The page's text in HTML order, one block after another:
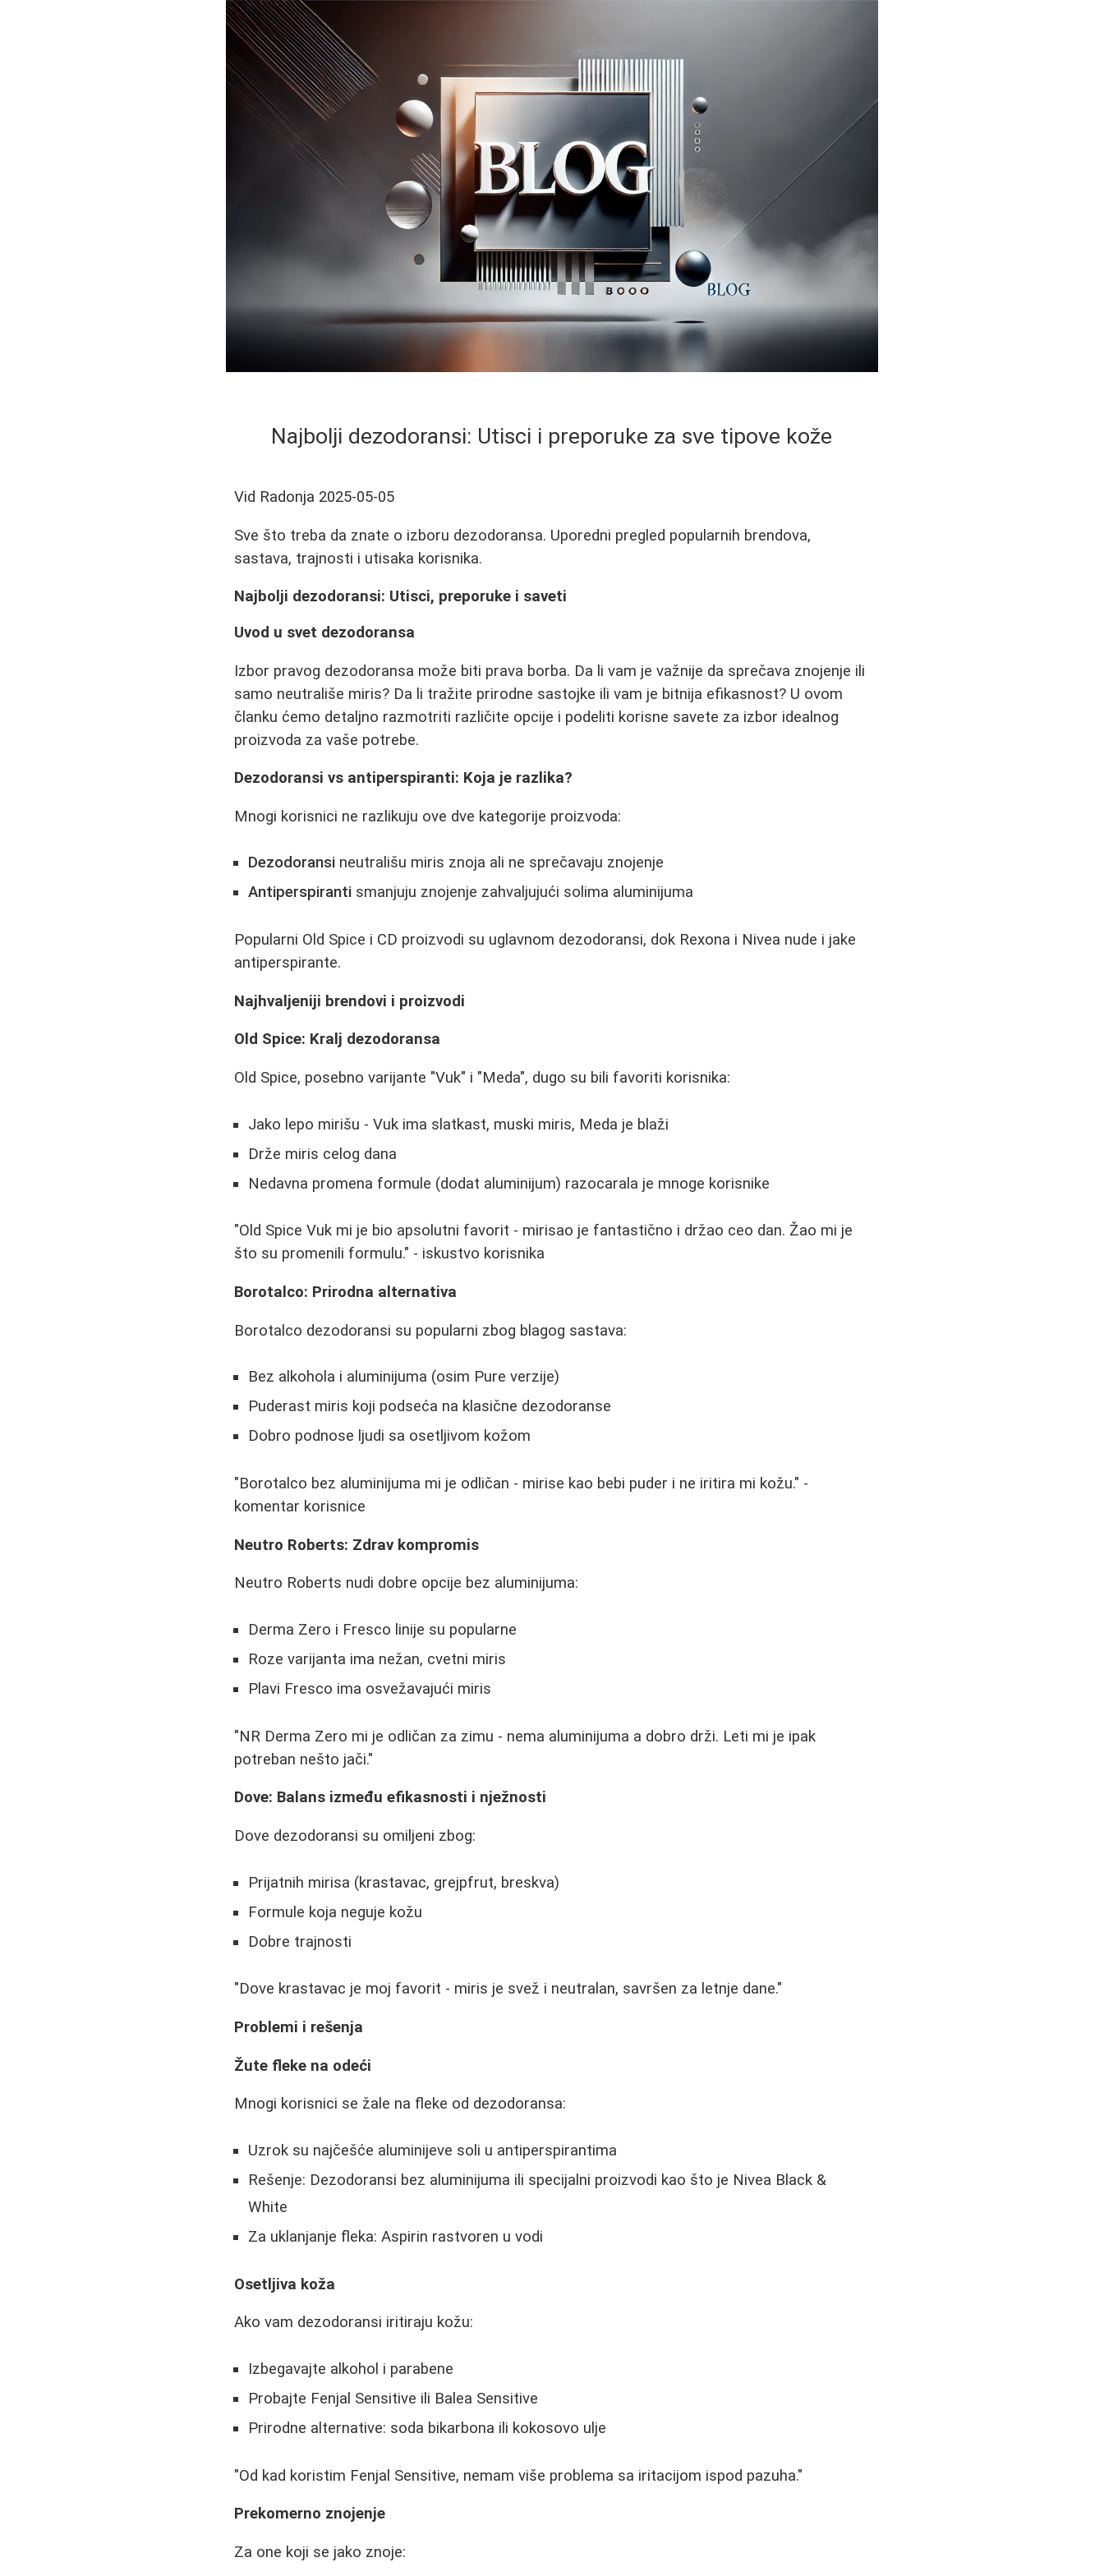
Najbolji dezodoransi: Utisci i preporuke za sve tipove kože
Vid Radonja 2025-05-05
Sve što treba da znate o izboru dezodoransa. Uporedni pregled popularnih brendova,
sastava, trajnosti i utisaka korisnika.
Najbolji dezodoransi: Utisci, preporuke i saveti
Uvod u svet dezodoransa
Izbor pravog dezodoransa može biti prava borba. Da li vam je važnije da sprečava znojenje ili
samo neutrališe miris? Da li tražite prirodne sastojke ili vam je bitnija efikasnost? U ovom
članku ćemo detaljno razmotriti različite opcije i podeliti korisne savete za izbor idealnog
proizvoda za vaše potrebe.
Dezodoransi vs antiperspiranti: Koja je razlika?
Mnogi korisnici ne razlikuju ove dve kategorije proizvoda:
Dezodoransi neutrališu miris znoja ali ne sprečavaju znojenje
Antiperspiranti smanjuju znojenje zahvaljujući solima aluminijuma
Popularni Old Spice i CD proizvodi su uglavnom dezodoransi, dok Rexona i Nivea nude i jake
antiperspirante.
Najhvaljeniji brendovi i proizvodi
Old Spice: Kralj dezodoransa
Old Spice, posebno varijante "Vuk" i "Meda", dugo su bili favoriti korisnika:
Jako lepo mirišu - Vuk ima slatkast, muski miris, Meda je blaži
Drže miris celog dana
Nedavna promena formule (dodat aluminijum) razocarala je mnoge korisnike
"Old Spice Vuk mi je bio apsolutni favorit - mirisao je fantastično i držao ceo dan. Žao mi je
što su promenili formulu." - iskustvo korisnika
Borotalco: Prirodna alternativa
Borotalco dezodoransi su popularni zbog blagog sastava:
Bez alkohola i aluminijuma (osim Pure verzije)
Puderast miris koji podseća na klasične dezodoranse
Dobro podnose ljudi sa osetljivom kožom
"Borotalco bez aluminijuma mi je odličan - mirise kao bebi puder i ne iritira mi kožu." -
komentar korisnice
Neutro Roberts: Zdrav kompromis
Neutro Roberts nudi dobre opcije bez aluminijuma:
Derma Zero i Fresco linije su popularne
Roze varijanta ima nežan, cvetni miris
Plavi Fresco ima osvežavajući miris
"NR Derma Zero mi je odličan za zimu - nema aluminijuma a dobro drži. Leti mi je ipak
potreban nešto jači."
Dove: Balans između efikasnosti i nježnosti
Dove dezodoransi su omiljeni zbog:
Prijatnih mirisa (krastavac, grejpfrut, breskva)
Formule koja neguje kožu
Dobre trajnosti
"Dove krastavac je moj favorit - miris je svež i neutralan, savršen za letnje dane."
Problemi i rešenja
Žute fleke na odeći
Mnogi korisnici se žale na fleke od dezodoransa:
Uzrok su najčešće aluminijeve soli u antiperspirantima
Rešenje: Dezodoransi bez aluminijuma ili specijalni proizvodi kao što je Nivea Black &
White
Za uklanjanje fleka: Aspirin rastvoren u vodi
Osetljiva koža
Ako vam dezodoransi iritiraju kožu:
Izbegavajte alkohol i parabene
Probajte Fenjal Sensitive ili Balea Sensitive
Prirodne alternative: soda bikarbona ili kokosovo ulje
"Od kad koristim Fenjal Sensitive, nemam više problema sa iritacijom ispod pazuha."
Prekomerno znojenje
Za one koji se jako znoje: